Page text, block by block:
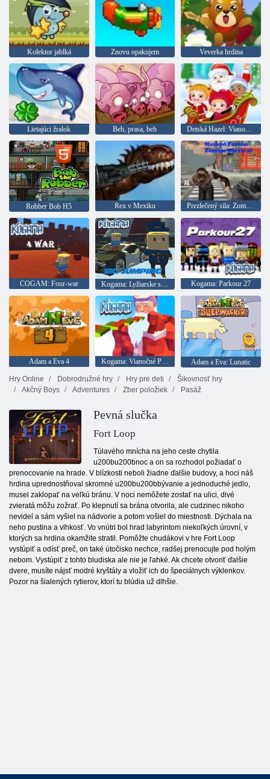
Kolektor jablká Znovu opakujem Veverka hrdina
Lietajúci žralok Beh, prasa, beh
Robber Bob H5 Rex v Mexiku Prezlečený sila: Zombie Survival
COGAM: Four-war Kogama: Lyžiarske skoky! Kogama: Parkour 27
Adam a Eva 4 Kogama: Vianočné Parkour
Adam a Eva: Lunatic
Hry Online
Dobrodružné hry Hry pre deti
Šikovnosť hry
Akčný Boys
Adventures Zber položiek Pasáž
Pevná slučka
Fort Loop
Túlavého mnícha na jeho ceste chytila
u200bu200bnoc a on sa rozhodol požiadať o
prenocovanie na hrade. V blízkosti neboli žiadne ďalšie budovy, a hoci náš
hrdina uprednostňoval skromné u200bu200bbývanie a jednoduché jedlo,
musel zaklopať na veľkú bránu. V noci nemôžete zostať na ulici, divé
zvieratá môžu zožrať. Po klepnutí sa brána otvorila, ale cudzinec nikoho
nevidel a sám vyšiel na nádvorie a potom vošiel do miestnosti. Dýchala na
neho pustina a vlhkosť. Vo vnútri bol hrad labyrintom niekoľkých úrovní, v
ktorých sa hrdina okamžite stratil. Pomôžte chudákovi v hre Fort Loop
vystúpiť a odísť preč, on také útočisko nechce, radšej prenocujte pod holým
nebom. Vystúpiť z tohto bludiska ale nie je ľahké. Ak chcete otvoriť ďalšie
dvere, musíte nájsť modré kryštály a vložiť ich do špeciálnych výklenkov.
Pozor na šialených rytierov, ktorí tu blúdia už dlhšie.